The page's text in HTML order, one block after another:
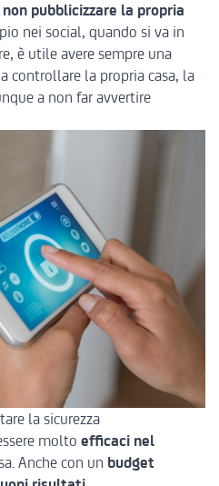
non pubblicizzare la propria
nei social, quando si va in
è utile avere sempre una
controllare la propria casa, la
a non far avvertire
la sicurezza
molto efficaci nel
Anche con un budget